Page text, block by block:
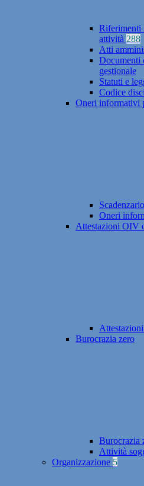
Riferimenti
attività 288
Atti
Documenti
gestionale
Statuti e
Codice
Oneri informativi
Oneri
Attestazioni OIV
Burocrazia zero
Burocrazia
Attività
Organizzazione 5